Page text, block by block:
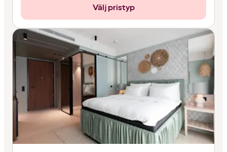
Välj pristyp